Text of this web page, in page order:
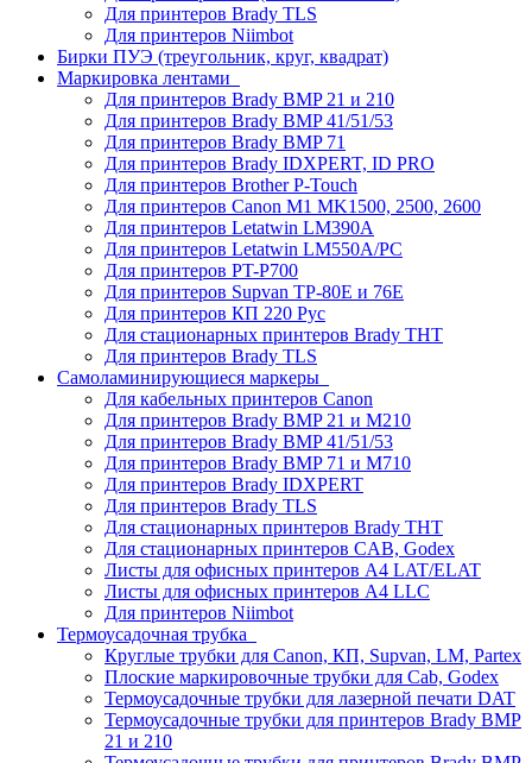
Для принтеров Brady TLS
Для принтеров Niimbot
Бирки ПУЭ (треугольник, круг, квадрат)
Маркировка лентами
Для принтеров Brady BMP 21 и 210
Для принтеров Brady BMP 41/51/53
Для принтеров Brady BMP 71
Для принтеров Brady IDXPERT, ID PRO
Для принтеров Brother P-Touch
Для принтеров Canon M1 MK1500, 2500, 2600
Для принтеров Letatwin LM390A
Для принтеров Letatwin LM550A/PC
Для принтеров PT-P700
Для принтеров Supvan TP-80E и 76E
Для принтеров КП 220 Рус
Для стационарных принтеров Brady THT
Для принтеров Brady TLS
Самоламинирующиеся маркеры
Для кабельных принтеров Canon
Для принтеров Brady BMP 21 и M210
Для принтеров Brady BMP 41/51/53
Для принтеров Brady BMP 71 и M710
Для принтеров Brady IDXPERT
Для принтеров Brady TLS
Для стационарных принтеров Brady THT
Для стационарных принтеров CAB, Godex
Листы для офисных принтеров А4 LAT/ELAT
Листы для офисных принтеров А4 LLC
Для принтеров Niimbot
Термоусадочная трубка
Круглые трубки для Canon, КП, Supvan, LM, Partex
Плоские маркировочные трубки для Cab, Godex
Термоусадочные трубки для лазерной печати DAT
Термоусадочные трубки для принтеров Brady BMP
21 и 210